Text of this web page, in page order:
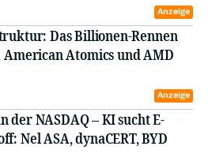
Anzeige
Das Billionen-Rennen
Atomics und AMD
Anzeige
der NASDAQ – KI sucht E-
Nel ASA, dynaCERT, BYD